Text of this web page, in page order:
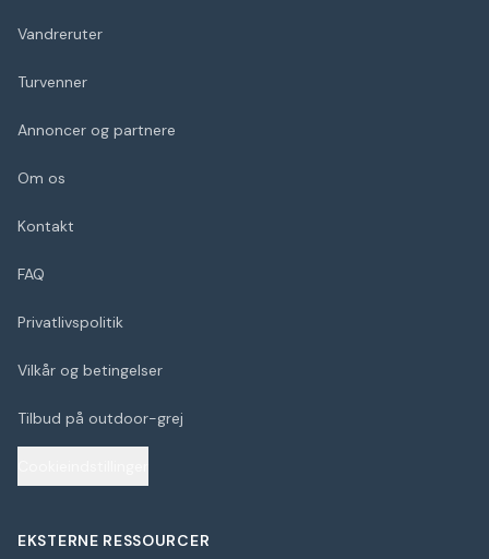
Vandreruter
Turvenner
Annoncer og partnere
Om os
Kontakt
FAQ
Privatlivspolitik
Vilkår og betingelser
Tilbud på outdoor-grej
EKSTERNE RESSOURCER